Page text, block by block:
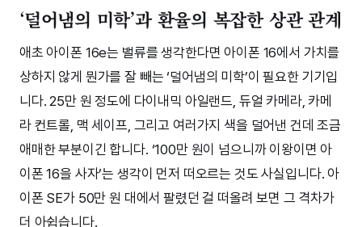
‘덜어냄의 미학’과 환율의 복잡한 상관 관계
애초 아이폰 16e는 밸류를 생각한다면 아이폰 16에서 가치를
상하지 않게 뭔가를 잘 빼는 ‘덜어냄의 미학’이 필요한 기기입
니다. 25만 원 정도에 다이내믹 아일랜드, 듀얼 카메라, 카메
라 컨트롤, 맥 세이프, 그리고 여러가지 색을 덜어낸 건데 조금
애매한 부분이긴 합니다. ‘100만 원이 넘으니까 이왕이면 아
이폰 16을 사자’는 생각이 먼저 떠오르는 것도 사실입니다. 아
이폰 SE가 50만 원 대에서 팔렸던 걸 떠올려 보면 그 격차가
더 아쉽습니다.